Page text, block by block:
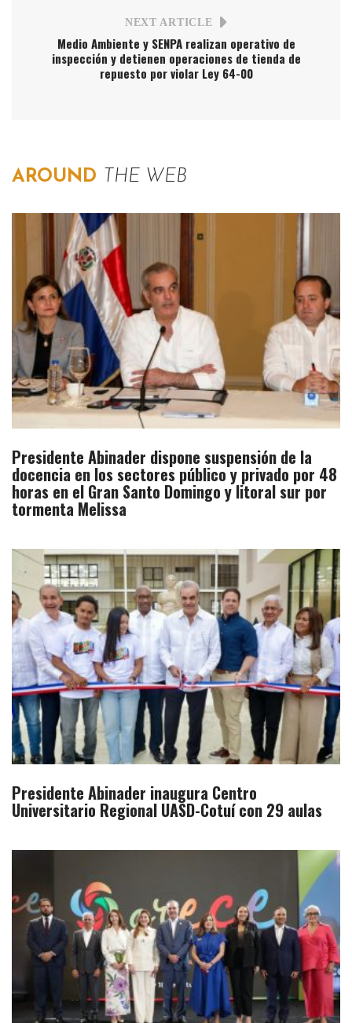
NEXT ARTICLE
Medio Ambiente y SENPA realizan operativo de
inspección y detienen operaciones de tienda de
repuesto por violar Ley 64-00
AROUND THE WEB
Presidente Abinader dispone suspensión de la
docencia en los sectores público y privado por 48
horas en el Gran Santo Domingo y litoral sur por
tormenta Melissa
Presidente Abinader inaugura Centro
Universitario Regional UASD-Cotuí con 29 aulas